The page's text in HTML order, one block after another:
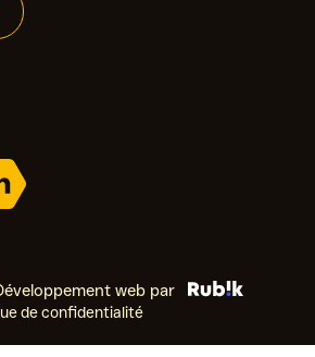
web par
de confidentialité